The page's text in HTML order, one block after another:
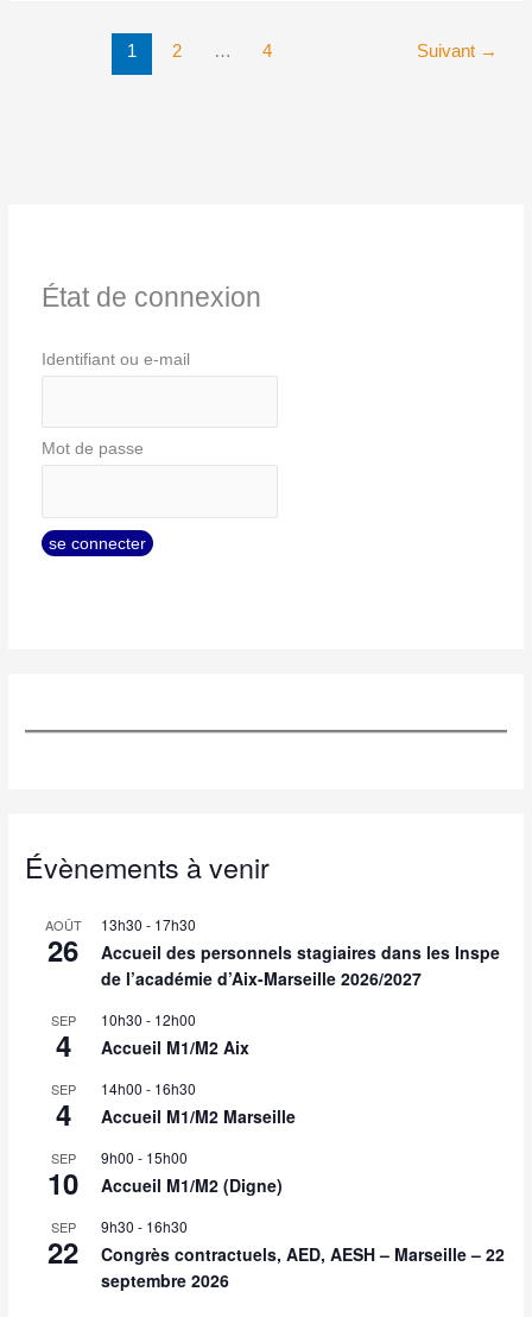
1 2 … 4 Suivant →
État de connexion
Identifiant ou e-mail
Mot de passe
Évènements à venir
AOÛT
26
13h30 - 17h30
Accueil des personnels stagiaires dans les Inspe
de l’académie d’Aix-Marseille 2026/2027
SEP
4
10h30 - 12h00
Accueil M1/M2 Aix
SEP
4
14h00 - 16h30
Accueil M1/M2 Marseille
SEP
10
9h00 - 15h00
Accueil M1/M2 (Digne)
SEP
22
9h30 - 16h30
Congrès contractuels, AED, AESH – Marseille – 22
septembre 2026